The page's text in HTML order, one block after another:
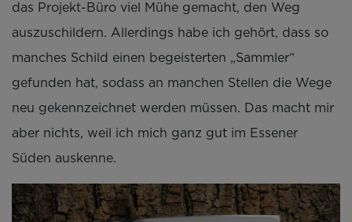
das Projekt-Büro viel Mühe gemacht, den Weg
auszuschildern. Allerdings habe ich gehört, dass so
manches Schild einen begeisterten „Sammler“
gefunden hat, sodass an manchen Stellen die Wege
neu gekennzeichnet werden müssen. Das macht mir
aber nichts, weil ich mich ganz gut im Essener
Süden auskenne.